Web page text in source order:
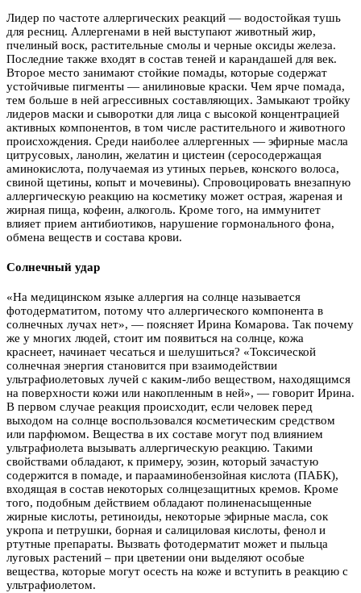
Лидер по частоте аллергических реакций — водостойкая тушь
для ресниц. Аллергенами в ней выступают животный жир,
пчелиный воск, растительные смолы и черные оксиды железа.
Последние также входят в состав теней и карандашей для век.
Второе место занимают стойкие помады, которые содержат
устойчивые пигменты — анилиновые краски. Чем ярче помада,
тем больше в ней агрессивных составляющих. Замыкают тройку
лидеров маски и сыворотки для лица с высокой концентрацией
активных компонентов, в том числе растительного и животного
происхождения. Среди наиболее аллергенных — эфирные масла
цитрусовых, ланолин, желатин и цистеин (серосодержащая
аминокислота, получаемая из утиных перьев, конского волоса,
свиной щетины, копыт и мочевины). Спровоцировать внезапную
аллергическую реакцию на косметику может острая, жареная и
жирная пища, кофеин, алкоголь. Кроме того, на иммунитет
влияет прием антибиотиков, нарушение гормонального фона,
обмена веществ и состава крови.
Солнечный удар
«На медицинском языке аллергия на солнце называется
фотодерматитом, потому что аллергического компонента в
солнечных лучах нет», — поясняет Ирина Комарова. Так почему
же у многих людей, стоит им появиться на солнце, кожа
краснеет, начинает чесаться и шелушиться? «Токсической
солнечная энергия становится при взаимодействии
ультрафиолетовых лучей с каким-либо веществом, находящимся
на поверхности кожи или накопленным в ней», — говорит Ирина.
В первом случае реакция происходит, если человек перед
выходом на солнце воспользовался косметическим средством
или парфюмом. Вещества в их составе могут под влиянием
ультрафиолета вызывать аллергическую реакцию. Такими
свойствами обладают, к примеру, эозин, который зачастую
содержится в помаде, и парааминобензойная кислота (ПАБК),
входящая в состав некоторых солнцезащитных кремов. Кроме
того, подобным действием обладают полиненасыщенные
жирные кислоты, ретиноиды, некоторые эфирные масла, сок
укропа и петрушки, борная и салициловая кислоты, фенол и
ртутные препараты. Вызвать фотодерматит может и пыльца
луговых растений – при цветении они выделяют особые
вещества, которые могут осесть на коже и вступить в реакцию с
ультрафиолетом.